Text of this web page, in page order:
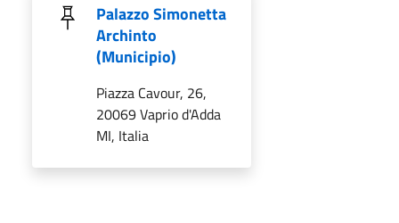
Palazzo Simonetta
Archinto
(Municipio)
Piazza Cavour, 26,
20069 Vaprio d'Adda
MI, Italia